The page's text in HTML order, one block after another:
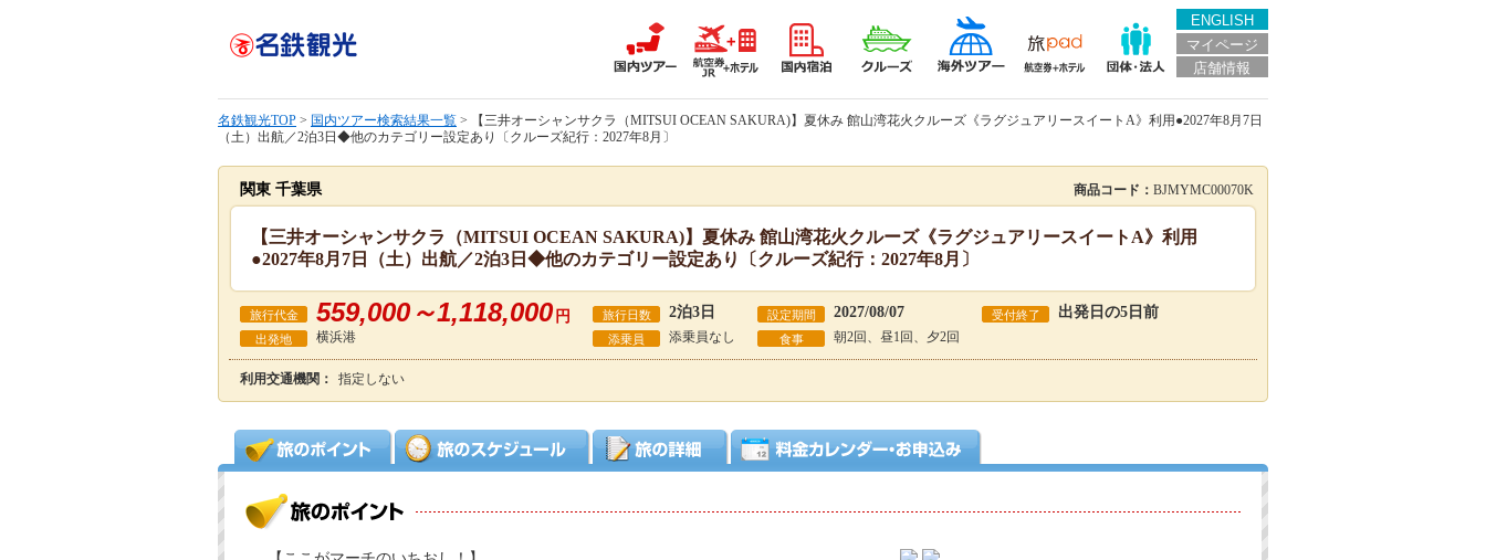
ENGLISH
マイページ
店舗情報
名鉄観光TOP > 国内ツアー検索結果一覧 > 【三井オーシャンサクラ（MITSUI OCEAN SAKURA)】夏休み 館山湾花火クルーズ《ラグジュアリースイートA》利用●2027年8月7日
（土）出航／2泊3日◆他のカテゴリー設定あり〔クルーズ紀行：2027年8月〕
関東 千葉県 商品コード： BJMYMC00070K
【三井オーシャンサクラ（MITSUI OCEAN SAKURA)】夏休み 館山湾花火クルーズ《ラグジュアリースイートA》利用
●2027年8月7日（土）出航／2泊3日◆他のカテゴリー設定あり〔クルーズ紀行：2027年8月〕
旅行代金 559,000～1,118,000 円 旅行日数 2泊3日 設定期間 2027/08/07 受付終了 出発日の5日前
出発地 横浜港 添乗員 添乗員なし 食事 朝2回、昼1回、夕2回
利用交通機関： 指定しない